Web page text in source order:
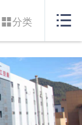
良盛
系列
解决方案
分类 